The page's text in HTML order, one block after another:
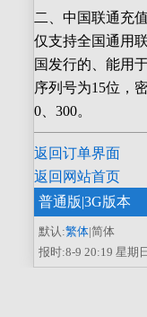
二、中国联通充
仅支持全国通用
国发行的、能用
序列号为15位，
0、300。
返回订单界面
返回网站首页
普通版|3G版本
默认:繁体|简体
报时:8-9 20:19 星期日